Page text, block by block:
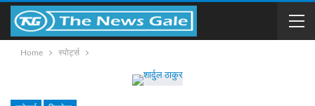
Home स्पोर्ट्स